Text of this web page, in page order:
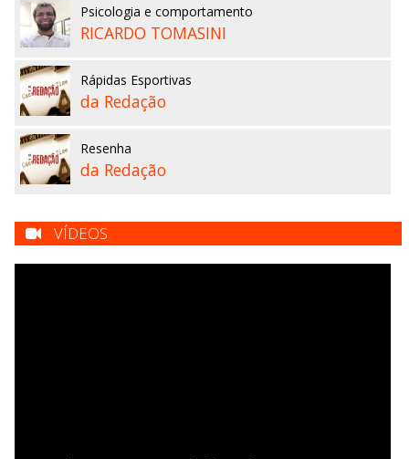
Psicologia e comportamento
RICARDO TOMASINI
Rápidas Esportivas
da Redação
Resenha
da Redação
VÍDEOS